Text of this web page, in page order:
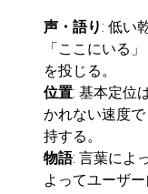
声・語り : 低い
「ここにいる
を投じる。
位置: 基本定位
かれない速度
持する。
物語: 言葉によ
よってユーザ